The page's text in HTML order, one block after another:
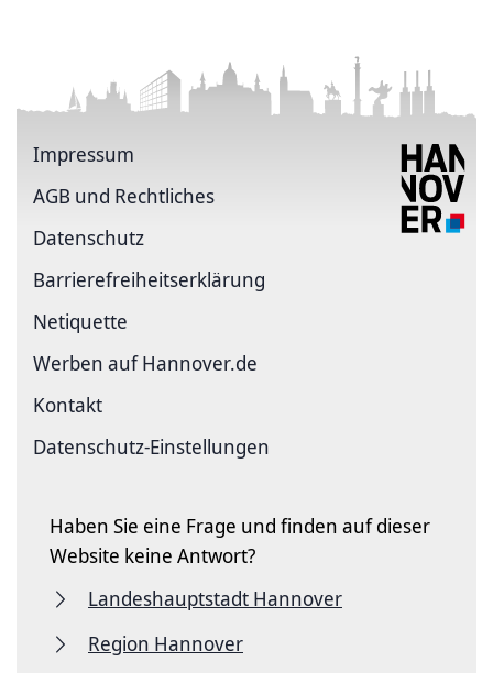
Impressum
AGB und Rechtliches
Datenschutz
Barriere­freiheits­erklärung
Netiquette
Werben auf Hannover.de
Kontakt
Datenschutz-Einstellungen
Haben Sie eine Frage und finden auf dieser
Website keine Antwort?
Landeshauptstadt Hannover
Region Hannover